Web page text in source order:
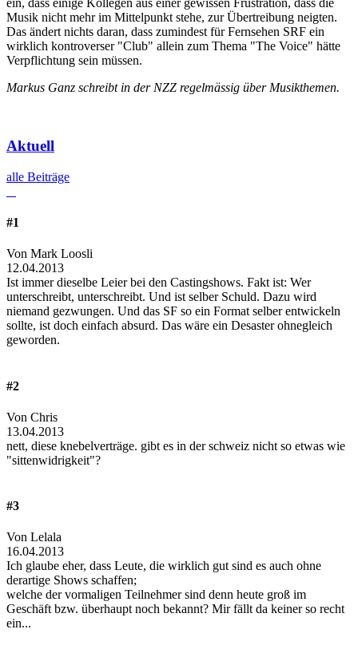
ein, dass einige Kollegen aus einer gewissen Frustration, dass die
Musik nicht mehr im Mittelpunkt stehe, zur Übertreibung neigten.
Das ändert nichts daran, dass zumindest für Fernsehen SRF ein
wirklich kontroverser "Club" allein zum Thema "The Voice" hätte
Verpflichtung sein müssen.
Markus Ganz schreibt in der NZZ regelmässig über Musikthemen.
Aktuell
alle Beiträge
#1
Von Mark Loosli
12.04.2013
Ist immer dieselbe Leier bei den Castingshows. Fakt ist: Wer
unterschreibt, unterschreibt. Und ist selber Schuld. Dazu wird
niemand gezwungen. Und das SF so ein Format selber entwickeln
sollte, ist doch einfach absurd. Das wäre ein Desaster ohnegleich
geworden.
#2
Von Chris
13.04.2013
nett, diese knebelverträge. gibt es in der schweiz nicht so etwas wie
"sittenwidrigkeit"?
#3
Von Lelala
16.04.2013
Ich glaube eher, dass Leute, die wirklich gut sind es auch ohne
derartige Shows schaffen;
welche der vormaligen Teilnehmer sind denn heute groß im
Geschäft bzw. überhaupt noch bekannt? Mir fällt da keiner so recht
ein...